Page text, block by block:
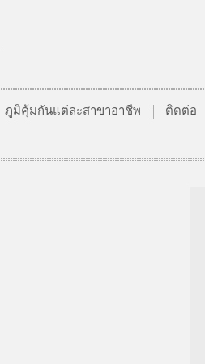
ภูมิคุ้มกันแต่ละสาขาอาชีพ
ติดต่อ